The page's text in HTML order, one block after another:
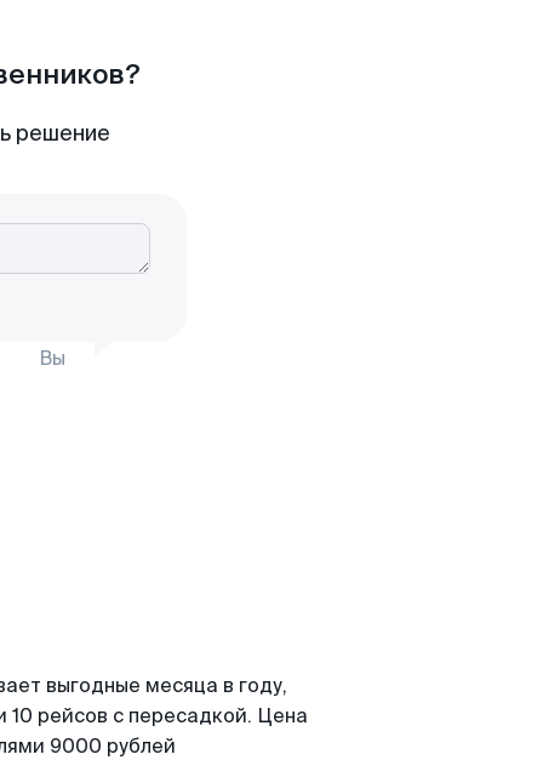
решение
Вы
выгодные месяца в году,
рейсов с пересадкой. Цена
9000 рублей